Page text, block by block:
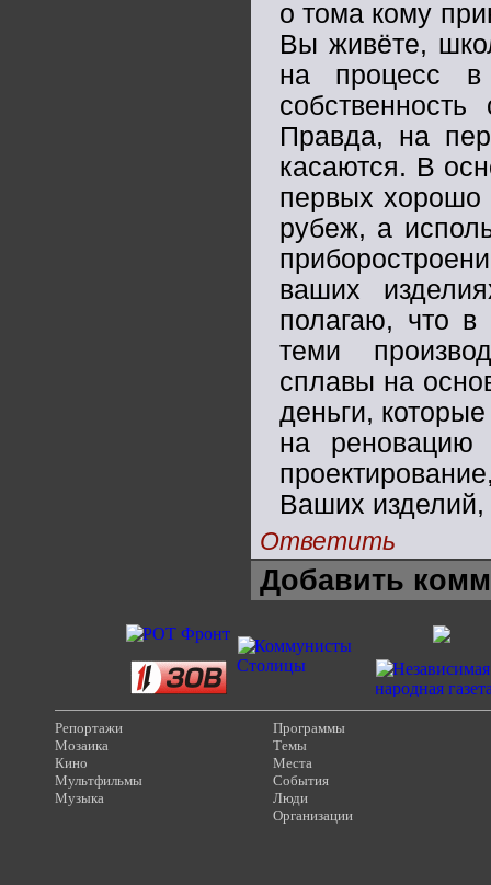
о тома кому
Вы живёте,
на процесс
Правда, на
касаются. В
первых хорошо
рубеж, а
ваших
полагаю, что
теми
сплавы на
деньги,
на реновацию
Ваших изделий,
Ответить
Добавить
Репортажи
Мозаика
Кино
Мультфильмы
Музыка
Программы
Темы
Места
События
Люди
Организации